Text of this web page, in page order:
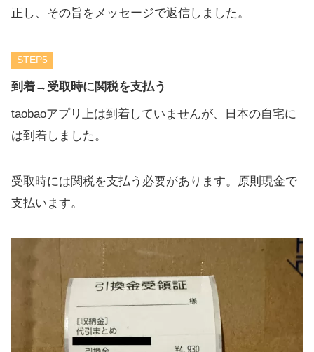
正し、その旨をメッセージで返信しました。
STEP
到着→受取時に関税を支払う
taobaoアプリ上は到着していませんが、日本の自宅に
は到着しました。
受取時には関税を支払う必要があります。原則現金で
支払います。